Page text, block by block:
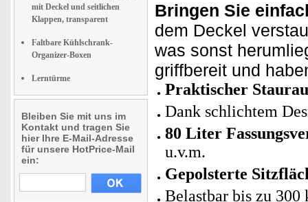
mit Deckel und seitlichen
Klappen, transparent
Faltbare Kühlschrank-
Organizer-Boxen
Lerntürme
Bleiben Sie mit uns im
Kontakt und tragen Sie
hier Ihre E-Mail-Adresse
für unsere HotPrice-Mail
ein:
Bringen Sie
dem Deckel
was sonst
griffbereit und
Praktischer
Dank schlichtem
80 Liter
u.v.m.
Gepolsterte
Belastbar bis zu 300